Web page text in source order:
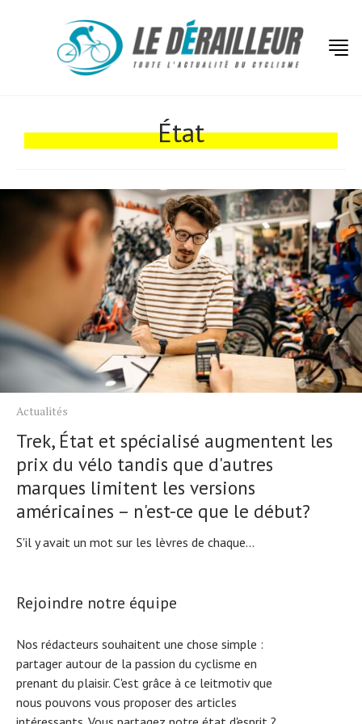
État
Actualités
Trek, État et spécialisé augmentent les
prix du vélo tandis que d'autres
marques limitent les versions
américaines – n'est-ce que le début?
S'il y avait un mot sur les lèvres de chaque...
Rejoindre notre équipe
Nos rédacteurs souhaitent une chose simple :
partager autour de la passion du cyclisme en
prenant du plaisir. C'est grâce à ce leitmotiv que
nous pouvons vous proposer des articles
Tests de produits
Tendances
Tous nos articles
À propos